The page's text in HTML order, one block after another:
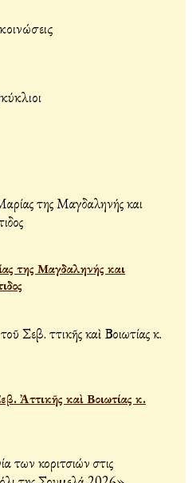
της Μαγδαληνής και
Ἀττικῆς καὶ Βοιωτίας κ.